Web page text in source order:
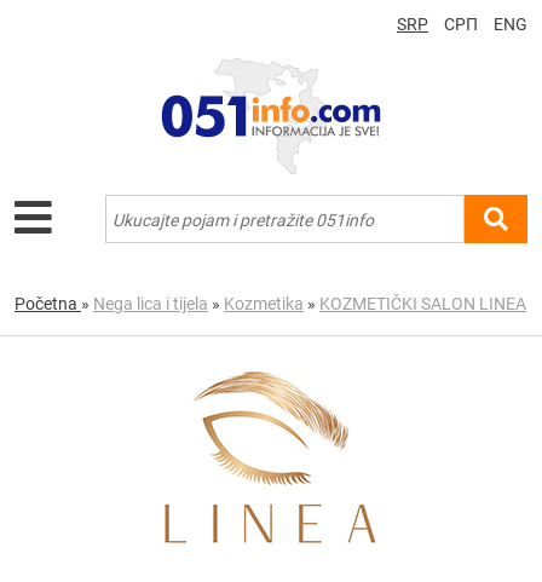
SRP СРП ENG
Početna » Nega lica i tijela » Kozmetika » KOZMETIČKI SALON LINEA